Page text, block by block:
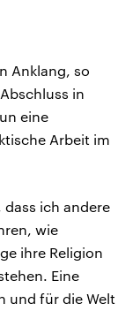
Anklang, so
in
eine
Arbeit im
ich andere
wie
ihre Religion
Eine
und für die Welt